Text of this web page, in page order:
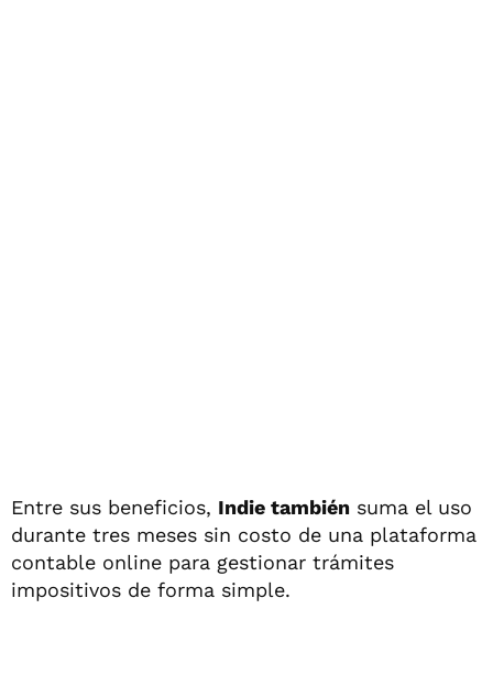
Entre sus beneficios, Indie también suma el uso
durante tres meses sin costo de una plataforma
contable online para gestionar trámites
impositivos de forma simple.